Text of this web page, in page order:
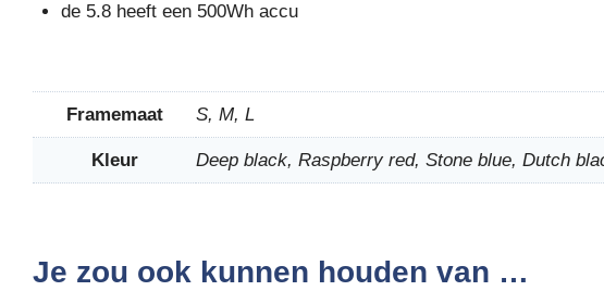
de 5.8 heeft een 500Wh accu
Framemaat S, M, L
Kleur Deep black, Raspberry red, Stone blue, Dutch
Je zou ook kunnen houden van …